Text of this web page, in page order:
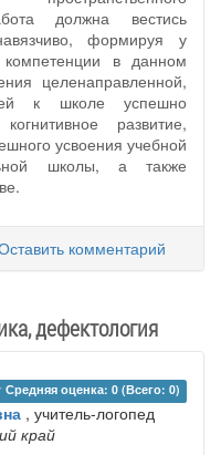
должна вестись
формируя у
компетенции в данном
целенаправленной,
к школе успешно
развитие,
усвоения учебной
школы, а также
комментарий
дефектология
Средняя оценка: 0 (Всего: 0)
, учитель-логопед
край